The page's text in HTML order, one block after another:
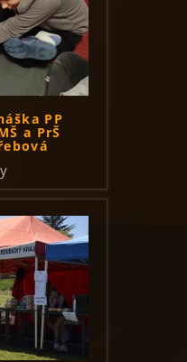
PP
a PrŠ